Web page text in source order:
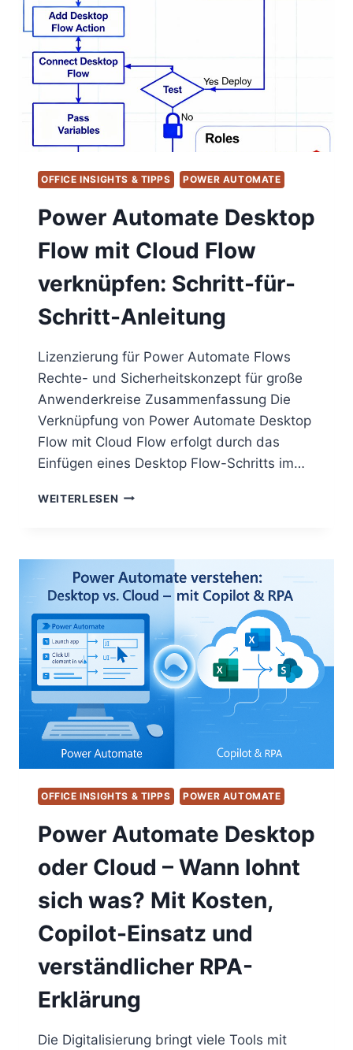
–
UND
BEWERTUNG
OFFICE INSIGHTS & TIPPS POWER AUTOMATE
Power Automate Desktop
Flow mit Cloud Flow
verknüpfen: Schritt-für-
Schritt-Anleitung
Lizenzierung für Power Automate Flows
Rechte- und Sicherheitskonzept für große
Anwenderkreise Zusammenfassung Die
Verknüpfung von Power Automate Desktop
Flow mit Cloud Flow erfolgt durch das
Einfügen eines Desktop Flow-Schritts im…
WEITERLESEN POWER
MIT
CLOUD
FLOW
VERKNÜPFEN:
SCHRITT-
FÜR-
SCHRITT-
ANLEITUNG
OFFICE INSIGHTS & TIPPS POWER AUTOMATE
Power Automate Desktop
oder Cloud – Wann lohnt
sich was? Mit Kosten,
Copilot-Einsatz und
verständlicher RPA-
Erklärung
Die Digitalisierung bringt viele Tools mit